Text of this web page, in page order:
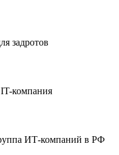
задротов
компания
ИТ-компаний в РФ